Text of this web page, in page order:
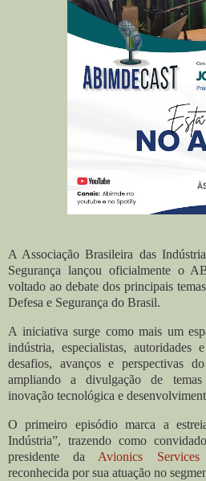
A Associação Brasileira das
Segurança lançou oficialmente o
voltado ao debate dos principais
Defesa e Segurança do Brasil.
A iniciativa surge como mais um
indústria, especialistas, autoridades
desafios, avanços e perspectivas
ampliando a divulgação de temas
inovação tecnológica e
O primeiro episódio marca a
Indústria”, trazendo como
presidente da Avionics
reconhecida por sua atuação no